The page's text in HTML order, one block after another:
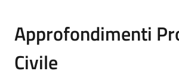
Approfondimenti
Civile